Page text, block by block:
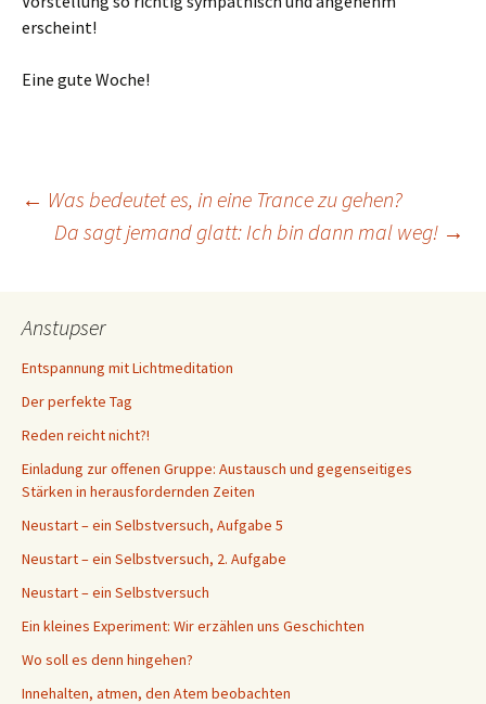
erscheint!
Eine gute Woche!
Beitragsnavigation
← Was bedeutet es, in eine Trance zu gehen?
Da sagt jemand glatt: Ich bin dann mal weg! →
Anstupser
Entspannung mit Lichtmeditation
Der perfekte Tag
Reden reicht nicht?!
Einladung zur offenen Gruppe: Austausch und gegenseitiges
Stärken in herausfordernden Zeiten
Neustart – ein Selbstversuch, Aufgabe 5
Neustart – ein Selbstversuch, 2. Aufgabe
Neustart – ein Selbstversuch
Ein kleines Experiment: Wir erzählen uns Geschichten
Wo soll es denn hingehen?
Innehalten, atmen, den Atem beobachten